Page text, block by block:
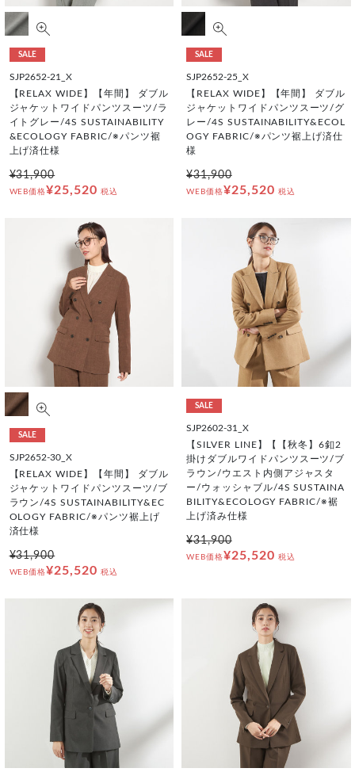
SALE
SJP2652-21_X
【RELAX WIDE】【年間】 ダブル
ジャケットワイドパンツスーツ/ラ
イトグレー/4S SUSTAINABILITY
&ECOLOGY FABRIC/※パンツ裾
上げ済仕様
¥31,900
WEB価格¥25,520 税込
SALE
SJP2652-25_X
【RELAX WIDE】【年間】 ダブル
ジャケットワイドパンツスーツ/グ
レー/4S SUSTAINABILITY&ECOL
OGY FABRIC/※パンツ裾上げ済仕
様
¥31,900
WEB価格¥25,520 税込
SALE
SJP2652-30_X
【RELAX WIDE】【年間】 ダブル
ジャケットワイドパンツスーツ/ブ
ラウン/4S SUSTAINABILITY&EC
OLOGY FABRIC/※パンツ裾上げ
済仕様
¥31,900
WEB価格¥25,520 税込
SALE
SJP2602-31_X
【SILVER LINE】【【秋冬】6釦2
掛けダブルワイドパンツスーツ/ブ
ラウン/ウエスト内側アジャスタ
ー/ウォッシャブル/4S SUSTAINA
BILITY&ECOLOGY FABRIC/※裾
上げ済み仕様
¥31,900
WEB価格¥25,520 税込